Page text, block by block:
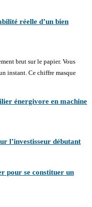
réelle d’un bien
brut sur le papier. Vous
instant. Ce chiffre masque
énergivore en machine
l’investisseur débutant
pour se constituer un